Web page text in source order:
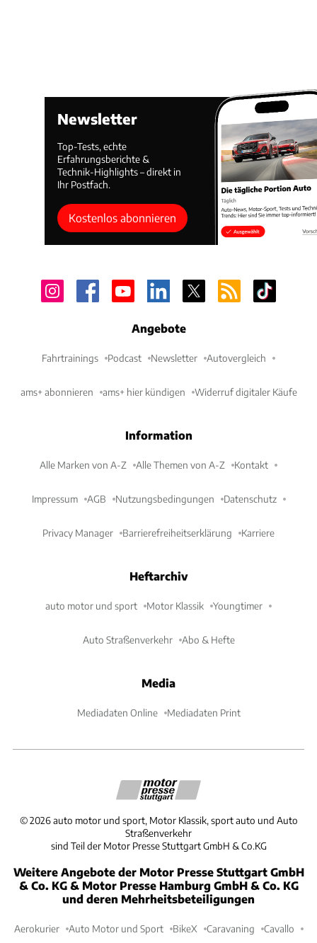
Newsletter
Top-Tests, echte
Erfahrungsberichte &
Technik-Highlights – direkt in
Ihr Postfach.
Kostenlos abonnieren
Angebote
Fahrtrainings Podcast Newsletter Autovergleich
ams+ abonnieren ams+ hier kündigen Widerruf digitaler Käufe
Information
Alle Marken von A-Z Alle Themen von A-Z Kontakt
Impressum AGB Nutzungsbedingungen Datenschutz
Privacy Manager Barrierefreiheitserklärung Karriere
Heftarchiv
auto motor und sport Motor Klassik Youngtimer
Auto Straßenverkehr Abo & Hefte
Media
Mediadaten Online Mediadaten Print
©2026 auto motor und sport, Motor Klassik, sport auto und Auto
Straßenverkehr
sind Teil der Motor Presse Stuttgart GmbH & Co.KG
Weitere Angebote der Motor Presse Stuttgart GmbH
& Co. KG & Motor Presse Hamburg GmbH & Co. KG
und deren Mehrheitsbeteiligungen
Aerokurier Auto Motor und Sport BikeX Caravaning Cavallo